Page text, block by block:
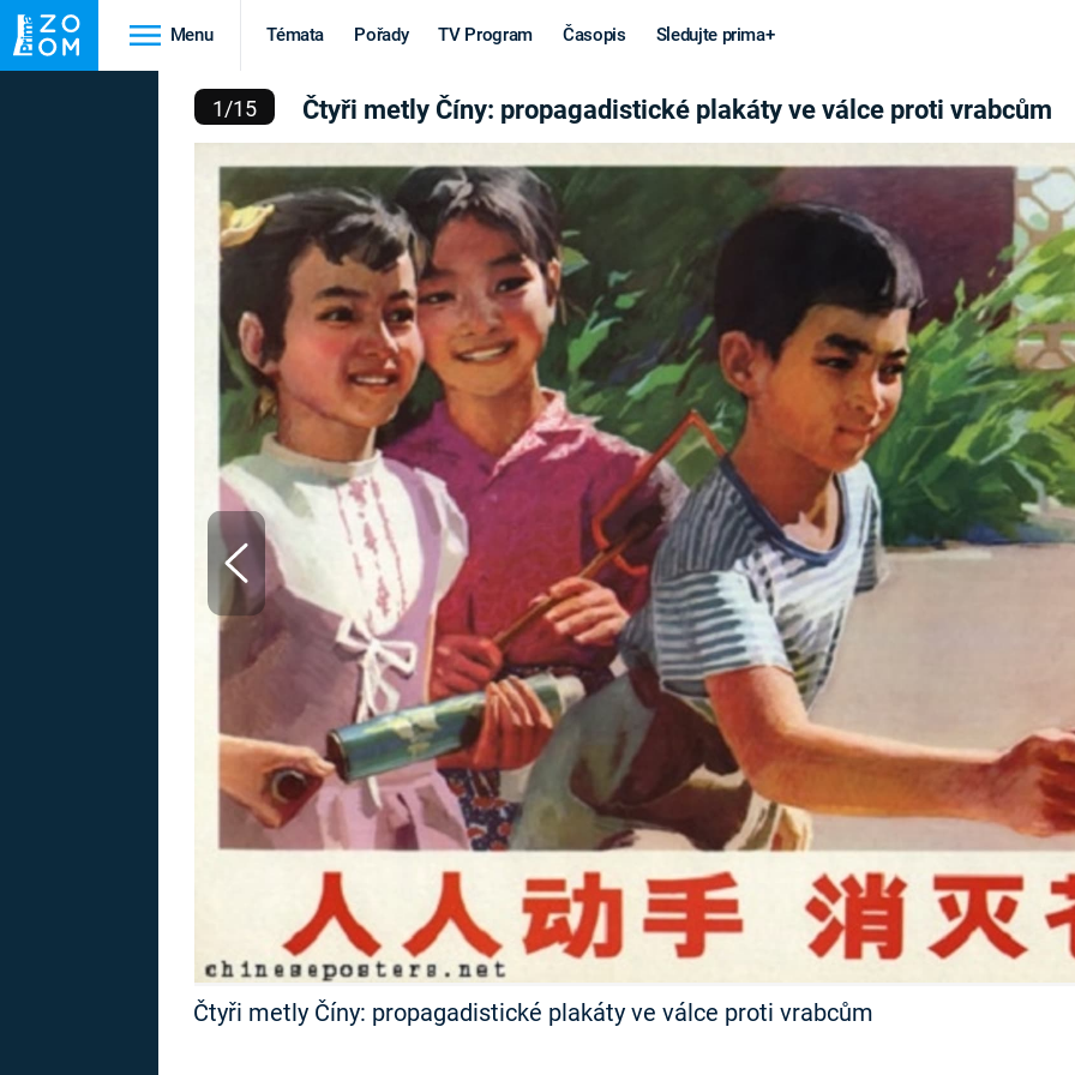
Menu Témata Pořady TV Program Časopis Sledujte prima+
HEDVÁBNÁ STEZKA
Historie
VIKINGOVÉ
EPIDEMIE A
PANDEMIE
STAROVĚKÝ EGYPT
Věda a
technika
KORONAVIRUS
VESMÍR
MARS
Války
STUDENÁ
VÁLKA VE
VIETNAMU
VÁLEČNÉ
SERIÁLY
světová válka
Výročí
MARIE TEREZIE
NAPOLEON
BONAPARTE
BRITSKÁ
KRÁLOVSKÁ
RODINA
Záhady a
konspirace
UFO A
MIMOZEMŠŤANÉ
UTAJENÉ PŘÍBĚHY
ČESKÝCH DĚJIN
ALTERNATIVNÍ
HISTORIE
FILMY
PLAKÁTY VE VÁLCE PROTI VRABCŮM
1/15 Čtyři metly Číny: propagadistické plakáty ve válce proti vrabcům
Čtyři metly Číny: propagadistické plakáty ve válce proti vrabcům